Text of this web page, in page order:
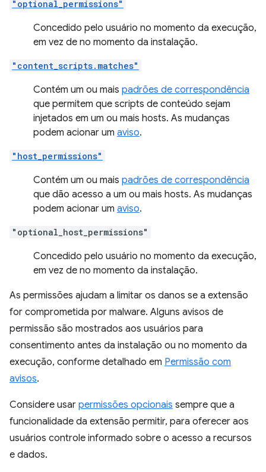
"optional_permissions"
Concedido pelo usuário no momento da execução,
em vez de no momento da instalação.
"content_scripts.matches"
Contém um ou mais padrões de correspondência
que permitem que scripts de conteúdo sejam
injetados em um ou mais hosts. As mudanças
podem acionar um aviso.
"host_permissions"
Contém um ou mais padrões de correspondência
que dão acesso a um ou mais hosts. As mudanças
podem acionar um aviso.
"optional_host_permissions"
Concedido pelo usuário no momento da execução,
em vez de no momento da instalação.
As permissões ajudam a limitar os danos se a extensão
for comprometida por malware. Alguns avisos de
permissão são mostrados aos usuários para
consentimento antes da instalação ou no momento da
execução, conforme detalhado em Permissão com
avisos.
Considere usar permissões opcionais sempre que a
funcionalidade da extensão permitir, para oferecer aos
usuários controle informado sobre o acesso a recursos
e dados.